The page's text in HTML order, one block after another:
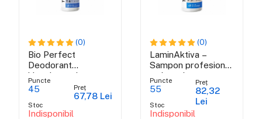
(0)
Bio Perfect
Deodorant
hipoalergenic cu
protectie 24h -
Tuscany Shine
Collection
Puncte
45
Stoc
Indisponibil
Preț
67,78 Lei
(0)
LaminAktiva –
Sampon profesional
cu keratina -
Tuscany Shine
Puncte
55
Stoc
Indisponibil
Preț
82,32
Lei